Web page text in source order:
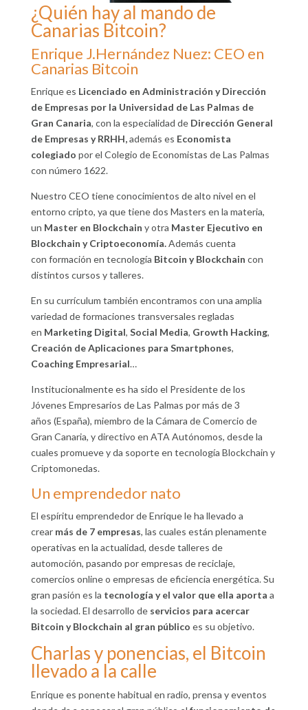
¿Quién hay al mando de
Canarias Bitcoin?
Enrique J.Hernández Nuez: CEO en
Canarias Bitcoin
Enrique es Licenciado en Administración y Dirección
de Empresas por la Universidad de Las Palmas de
Gran Canaria, con la especialidad de Dirección General
de Empresas y RRHH,además es Economista
colegiado por el Colegio de Economistas de Las Palmas
con número 1622.
Nuestro CEO tiene conocimientos de alto nivel en el
entorno cripto, ya que tiene dos Masters en la materia,
un Master en Blockchain y otra Master Ejecutivo en
Blockchain y Criptoeconomía.Además cuenta
con formación en tecnología Bitcoin y Blockchain con
distintos cursos y talleres.
En su currículum también encontramos con una amplia
variedad de formaciones transversales regladas
en Marketing Digital, Social Media, Growth Hacking,
Creación de Aplicaciones para Smartphones,
Coaching Empresarial…
Institucionalmente es ha sido el Presidente de los
Jóvenes Empresarios de Las Palmas por más de 3
años (España), miembro de la Cámara de Comercio de
Gran Canaria, y directivo en ATA Autónomos, desde la
cuales promueve y da soporte en tecnología Blockchain y
Criptomonedas.
Un emprendedor nato
El espíritu emprendedor de Enrique le ha llevado a
crear más de 7 empresas, las cuales están plenamente
operativas en la actualidad, desde talleres de
automoción, pasando por empresas de reciclaje,
comercios online o empresas de eficiencia energética. Su
gran pasión es la tecnología y el valor que ella aporta a
la sociedad. El desarrollo de servicios para acercar
Bitcoin y Blockchain al gran público es su objetivo.
Charlas y ponencias, el Bitcoin
llevado a la calle
Enrique es ponente habitual en radio, prensa y eventos